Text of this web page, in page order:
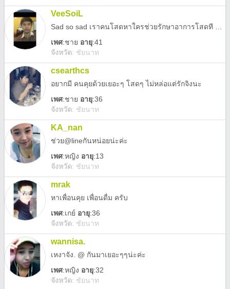
VeeSoiL
เพศ:ชาย อายุ:41
จังหวัด: ชัยนาท
csearthcs
อยากมี คนคุยด้วยเยอะๆ โสดๆ ไม่หล่อแต่รักจิงนะ
เพศ:ชาย อายุ:36
จังหวัด: ชัยนาท
KA_nan
ช่วย@lineกันหน่อยน่ะค่ะ
เพศ:หญิง อายุ:13
จังหวัด: ชัยนาท
mrak
หาเพื่อนคุย เพื่อนดื่ม ครับ
เพศ:เกย์ อายุ:36
จังหวัด: ชัยนาท
wannisa.
เหงาจัง. @ กันมาเยอะๆๆน่ะค่ะ
เพศ:หญิง อายุ:32
จังหวัด: ชัยนาท